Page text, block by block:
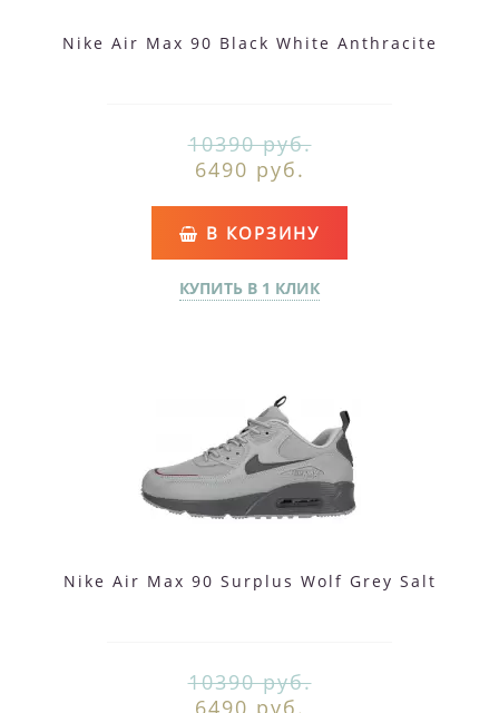
Nike Air Max 90 Black White Anthracite
10390 руб.
6490 руб.
В КОРЗИНУ
КУПИТЬ В 1 КЛИК
Nike Air Max 90 Surplus Wolf Grey Salt
10390 руб.
6490 руб.